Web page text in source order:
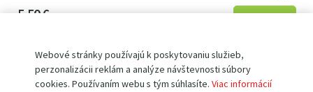
Webové stránky používajú k poskytovaniu služieb,
perzonalizácii reklám a analýze návštevnosti súbory
cookies. Používaním webu s tým súhlasíte. Viac informácií
550€